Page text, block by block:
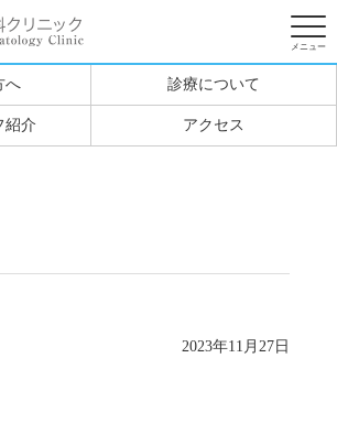
へ 診療について
紹介 アクセス
2023年11月27日